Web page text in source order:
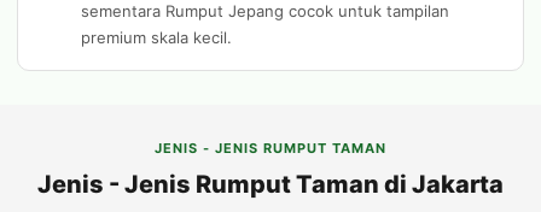
sementara Rumput Jepang cocok untuk tampilan
premium skala kecil.
JENIS - JENIS RUMPUT TAMAN
Jenis - Jenis Rumput Taman di Jakarta